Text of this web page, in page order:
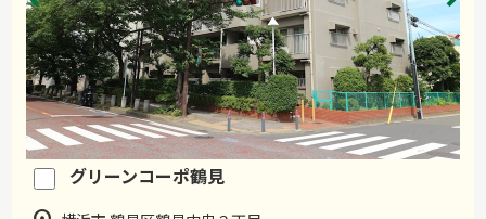
グリーンコーポ鶴見